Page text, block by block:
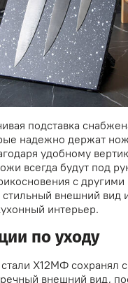
подставка
надежно держат
удобному
всегда будут под
с
стильный внешний вид
интерьер.
по уходу
Х12МФ сохранял
внешний вид,